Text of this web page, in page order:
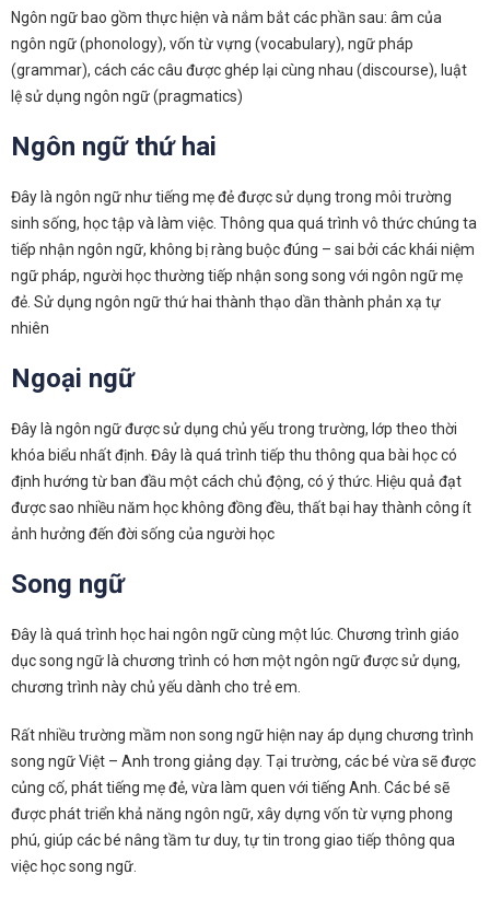
Ngôn ngữ bao gồm thực hiện và nắm bắt các phần sau: âm của
ngôn ngữ (phonology), vốn từ vựng (vocabulary), ngữ pháp
(grammar), cách các câu được ghép lại cùng nhau (discourse), luật
lệ sử dụng ngôn ngữ (pragmatics)
Ngôn ngữ thứ hai
Đây là ngôn ngữ như tiếng mẹ đẻ được sử dụng trong môi trường
sinh sống, học tập và làm việc. Thông qua quá trình vô thức chúng ta
tiếp nhận ngôn ngữ, không bị ràng buộc đúng – sai bởi các khái niệm
ngữ pháp, người học thường tiếp nhận song song với ngôn ngữ mẹ
đẻ. Sử dụng ngôn ngữ thứ hai thành thạo dần thành phản xạ tự
nhiên
Ngoại ngữ
Đây là ngôn ngữ được sử dụng chủ yếu trong trường, lớp theo thời
khóa biểu nhất định. Đây là quá trình tiếp thu thông qua bài học có
định hướng từ ban đầu một cách chủ động, có ý thức. Hiệu quả đạt
được sao nhiều năm học không đồng đều, thất bại hay thành công ít
ảnh hưởng đến đời sống của người học
Song ngữ
Đây là quá trình học hai ngôn ngữ cùng một lúc. Chương trình giáo
dục song ngữ là chương trình có hơn một ngôn ngữ được sử dụng,
chương trình này chủ yếu dành cho trẻ em.
Rất nhiều trường mầm non song ngữ hiện nay áp dụng chương trình
song ngữ Việt – Anh trong giảng dạy. Tại trường, các bé vừa sẽ được
củng cố, phát tiếng mẹ đẻ, vừa làm quen với tiếng Anh. Các bé sẽ
được phát triển khả năng ngôn ngữ, xây dựng vốn từ vựng phong
phú, giúp các bé nâng tầm tư duy, tự tin trong giao tiếp thông qua
việc học song ngữ.